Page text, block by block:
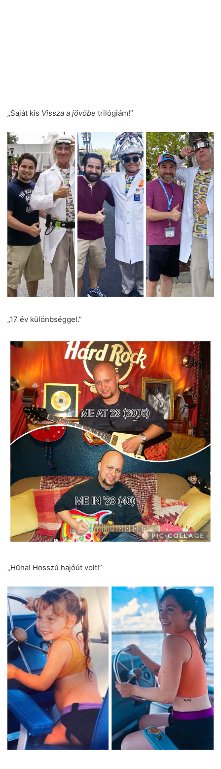
„Saját kis Vissza a jövőbe trilógiám!”
„17 év különbséggel.”
„Hűha! Hosszú hajóút volt!”